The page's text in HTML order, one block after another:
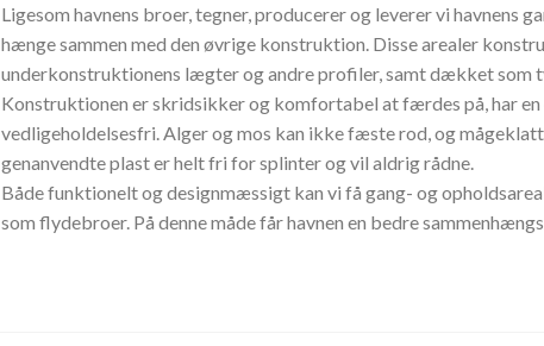
Ligesom havnens broer, tegner, producerer og leverer vi havnens
hænge sammen med den øvrige konstruktion. Disse arealer
underkonstruktionens lægter og andre profiler, samt dækket som
Konstruktionen er skridsikker og komfortabel at færdes på, har
vedligeholdelsesfri. Alger og mos kan ikke fæste rod, og
genanvendte plast er helt fri for splinter og vil aldrig rådne.
Både funktionelt og designmæssigt kan vi få gang- og
som flydebroer. På denne måde får havnen en bedre